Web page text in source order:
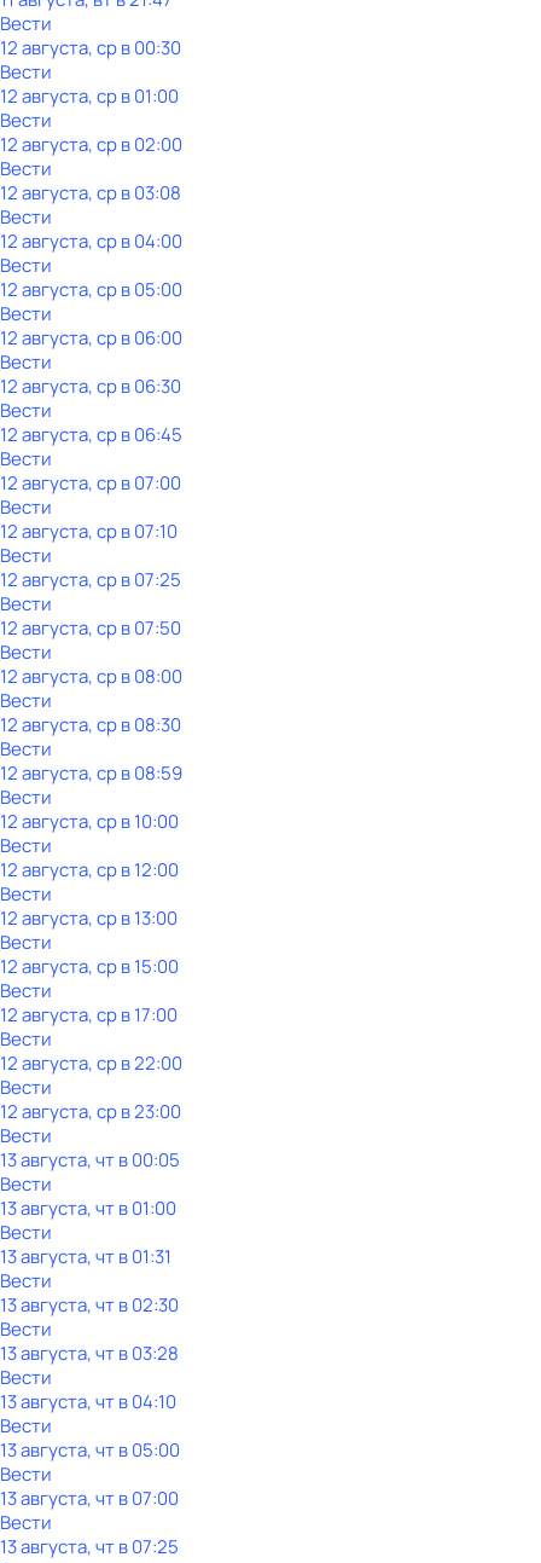
Вести
12 августа, ср в 00:30
Вести
12 августа, ср в 01:00
Вести
12 августа, ср в 02:00
Вести
12 августа, ср в 03:08
Вести
12 августа, ср в 04:00
Вести
12 августа, ср в 05:00
Вести
12 августа, ср в 06:00
Вести
12 августа, ср в 06:30
Вести
12 августа, ср в 06:45
Вести
12 августа, ср в 07:00
Вести
12 августа, ср в 07:10
Вести
12 августа, ср в 07:25
Вести
12 августа, ср в 07:50
Вести
12 августа, ср в 08:00
Вести
12 августа, ср в 08:30
Вести
12 августа, ср в 08:59
Вести
12 августа, ср в 10:00
Вести
12 августа, ср в 12:00
Вести
12 августа, ср в 13:00
Вести
12 августа, ср в 15:00
Вести
12 августа, ср в 17:00
Вести
12 августа, ср в 22:00
Вести
12 августа, ср в 23:00
Вести
13 августа, чт в 00:05
Вести
13 августа, чт в 01:00
Вести
13 августа, чт в 01:31
Вести
13 августа, чт в 02:30
Вести
13 августа, чт в 03:28
Вести
13 августа, чт в 04:10
Вести
13 августа, чт в 05:00
Вести
13 августа, чт в 07:00
Вести
13 августа, чт в 07:25